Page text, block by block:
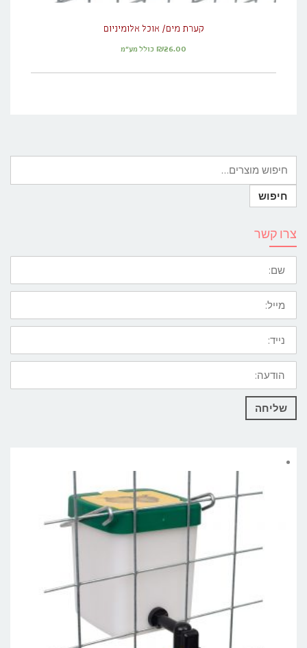
קערת מים/ אוכל אלומיניום
₪26.00 כולל מע"מ
צרו קשר
שם:
מייל:
נייד:
הודעה:
שליחה